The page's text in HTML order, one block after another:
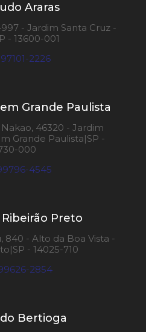
Araras
- Jardim Santa Cruz -
- 13600-001
97101-2226
Grande Paulista
46320 - Jardim
Grande Paulista|SP -
000
4545
Preto
840 - Alto da Boa Vista -
- 14025-710
2854
Bertioga